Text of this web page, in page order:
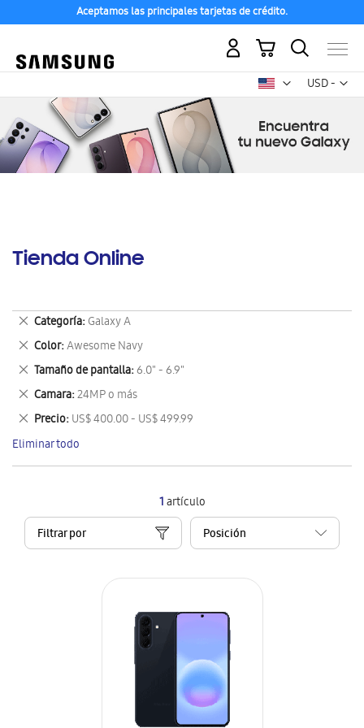
Aceptamos las principales tarjetas de crédito.
USD -
dólar
Mi carrito
Tienda Online
1artículo
Filtrar por
Categoría Galaxy A
Eliminar
este
artículo
Color Awesome Navy
Eliminar
este
artículo
Tamaño de pantalla 6.0" - 6.9"
Eliminar
este
artículo
Camara 24MP o más
Eliminar
este
artículo
Precio US$ 400.00 - US$ 499.99
Eliminar
este
artículo
Eliminar todo